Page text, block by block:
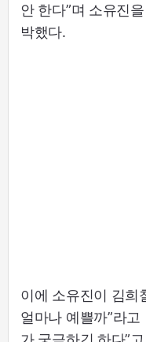
안 한다”며 소유진
박했다.
이에 소유진이 김희
얼마나 예쁠까”라